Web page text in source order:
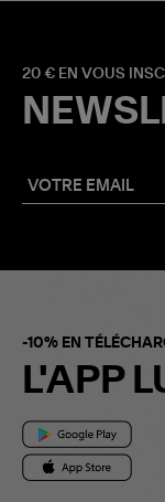
20 € EN VOUS
-10% EN
L'APP